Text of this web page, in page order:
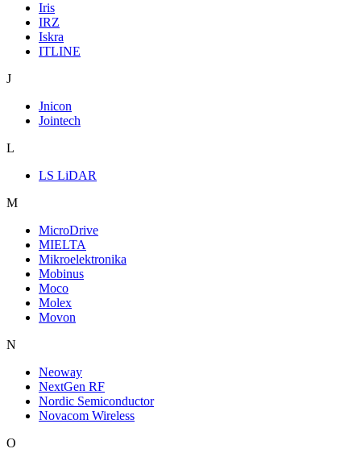
Iris
IRZ
Iskra
ITLINE
J
Jnicon
Jointech
L
LS LiDAR
M
MicroDrive
MIELTA
Mikroelektronika
Mobinus
Moco
Molex
Movon
N
Neoway
NextGen RF
Nordic Semiconductor
Novacom Wireless
O